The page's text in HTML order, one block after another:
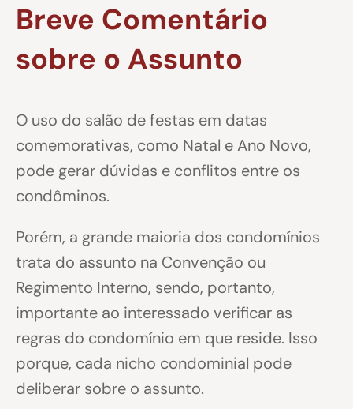
Breve Comentário
sobre o Assunto
O uso do salão de festas em datas
comemorativas, como Natal e Ano Novo,
pode gerar dúvidas e conflitos entre os
condôminos.
Porém, a grande maioria dos condomínios
trata do assunto na Convenção ou
Regimento Interno, sendo, portanto,
importante ao interessado verificar as
regras do condomínio em que reside. Isso
porque, cada nicho condominial pode
deliberar sobre o assunto.